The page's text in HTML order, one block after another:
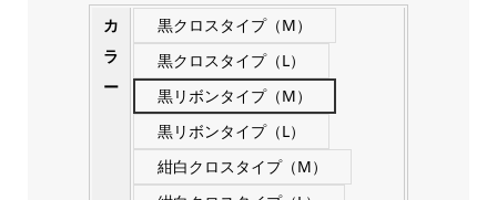
カ
ラ
ー
黒クロスタイプ（M）
黒クロスタイプ（L）
黒リボンタイプ（M）
黒リボンタイプ（L）
紺白クロスタイプ（M）